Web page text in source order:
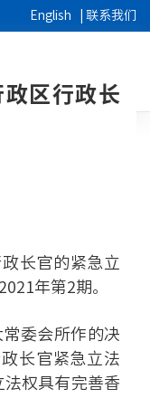
English 联系我们
区行政长
长官的紧急立
年第2期。
委会所作的决
长官紧急立法
权具有完善香